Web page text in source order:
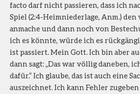
facto darf nicht passieren, dass ich
Spiel (2:4-Heimniederlage, Anm.)
anmache und dann noch von
ich es könnte, würde ich es
ist passiert. Mein Gott. Ich bin aber
dann sagt: „Das war völlig daneben,
dafür.“ Ich glaube, das ist auch eine
auszeichnet. Ich kann Fehler